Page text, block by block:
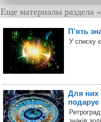
Еще материалы раздела
П’ять
У списку є
Для них